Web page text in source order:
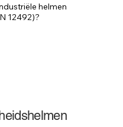
helmen
12492)?